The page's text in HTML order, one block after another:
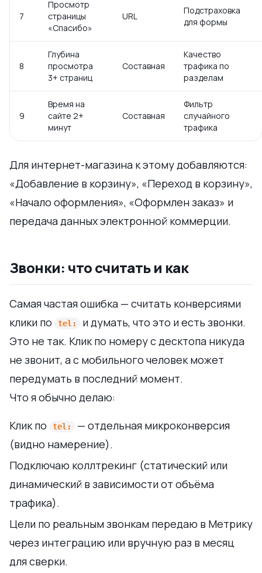
7
Просмотр
страницы
«Спасибо»
URL
Подстраховка
для формы
8
Глубина
просмотра
3+ страниц
Составная
Качество
трафика по
разделам
9
Время на
сайте 2+
минут
Составная
Фильтр
случайного
трафика
Для интернет-магазина к этому добавляются:
«Добавление в корзину», «Переход в корзину»,
«Начало оформления», «Оформлен заказ» и
передача данных электронной коммерции.
Звонки: что считать и как
Самая частая ошибка — считать конверсиями
клики по
tel:
и думать, что это и есть звонки.
Это не так. Клик по номеру с десктопа никуда
не звонит, а с мобильного человек может
передумать в последний момент.
Что я обычно делаю:
Клик по
tel:
— отдельная микроконверсия
(видно намерение).
Подключаю коллтрекинг (статический или
динамический в зависимости от объёма
трафика).
Цели по реальным звонкам передаю в Метрику
через интеграцию или вручную раз в месяц
для сверки.